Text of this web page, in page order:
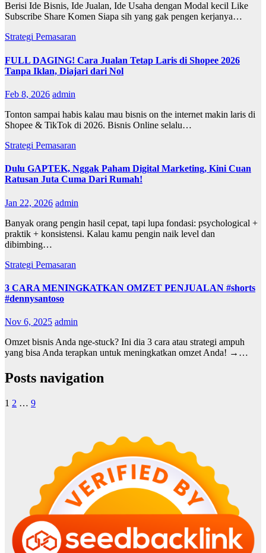
Berisi Ide Bisnis, Ide Jualan, Ide Usaha dengan Modal kecil Like
Subscribe Share Komen Siapa sih yang gak pengen kerjanya…
Strategi Pemasaran
FULL DAGING! Cara Jualan Tetap Laris di Shopee 2026
Tanpa Iklan, Diajari dari Nol
Feb 8, 2026 admin
Tonton sampai habis kalau mau bisnis on the internet makin laris di
Shopee & TikTok di 2026. Bisnis Online selalu…
Strategi Pemasaran
Dulu GAPTEK, Nggak Paham Digital Marketing, Kini Cuan
Ratusan Juta Cuma Dari Rumah!
Jan 22, 2026 admin
Banyak orang pengin hasil cepat, tapi lupa fondasi: psychological +
praktik + konsistensi. Kalau kamu pengin naik level dan
dibimbing…
Strategi Pemasaran
3 CARA MENINGKATKAN OMZET PENJUALAN #shorts
#dennysantoso
Nov 6, 2025 admin
Omzet bisnis Anda nge-stuck? Ini dia 3 cara atau strategi ampuh
yang bisa Anda terapkan untuk meningkatkan omzet Anda! →…
Posts navigation
1 2 … 9